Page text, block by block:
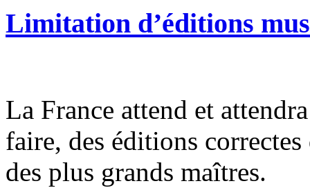
Limitation d’éditions
La France attend et
faire, des éditions
des plus grands maîtres.